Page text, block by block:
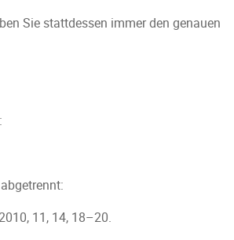
Sie stattdessen immer den genauen
11, 14, 18–20.